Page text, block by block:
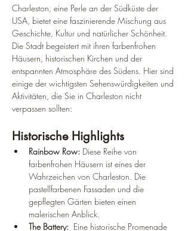
Charleston, eine Perle an der Südküste der
USA, bietet eine faszinierende Mischung aus
Geschichte, Kultur und natürlicher Schönheit.
Die Stadt begeistert mit ihren farbenfrohen
Häusern, historischen Kirchen und der
entspannten Atmosphäre des Südens. Hier sind
einige der wichtigsten Sehenswürdigkeiten und
Aktivitäten, die Sie in Charleston nicht
verpassen sollten:
Historische Highlights
Rainbow Row: Diese Reihe von
farbenfrohen Häusern ist eines der
Wahrzeichen von Charleston. Die
pastellfarbenen Fassaden und die
gepflegten Gärten bieten einen
malerischen Anblick.
The Battery: Eine historische Promenade